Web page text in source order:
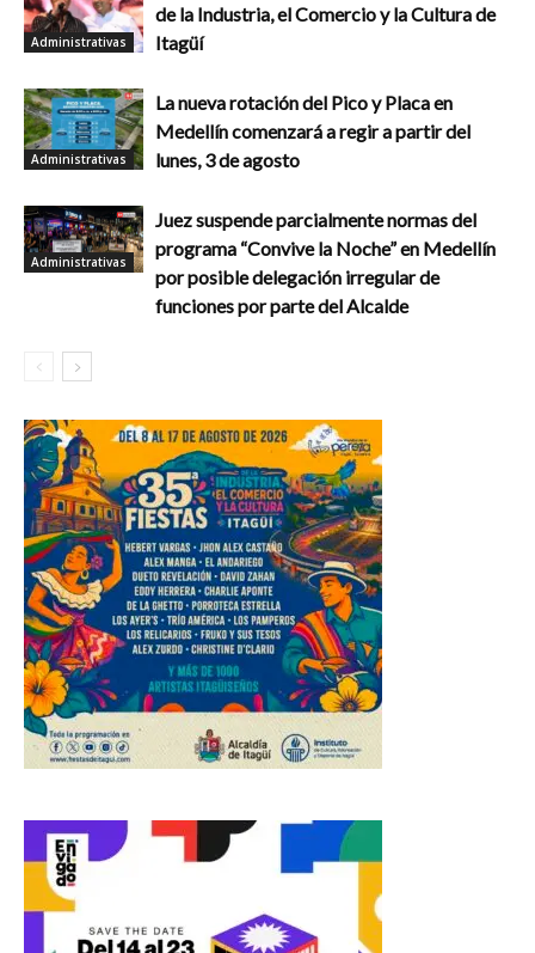
Administrativas
de la Industria, el Comercio y la Cultura de
Itagüí
Administrativas
La nueva rotación del Pico y Placa en
Medellín comenzará a regir a partir del
lunes, 3 de agosto
Administrativas
Juez suspende parcialmente normas del
programa “Convive la Noche” en Medellín
por posible delegación irregular de
funciones por parte del Alcalde